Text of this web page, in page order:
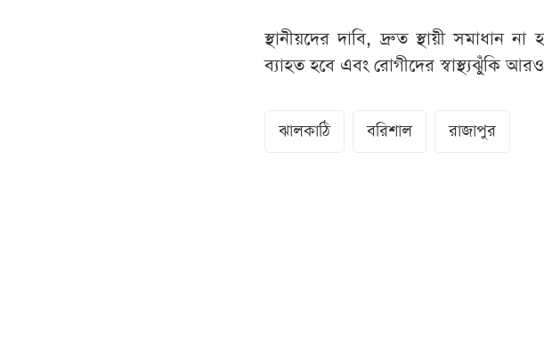
স্থানীয়দের দাবি, দ্রুত স্থায়ী সমাধান
ব্যাহত হবে এবং রোগীদের স্বাস্থ্যঝুঁকি
ঝালকাঠি বরিশাল রাজাপুর